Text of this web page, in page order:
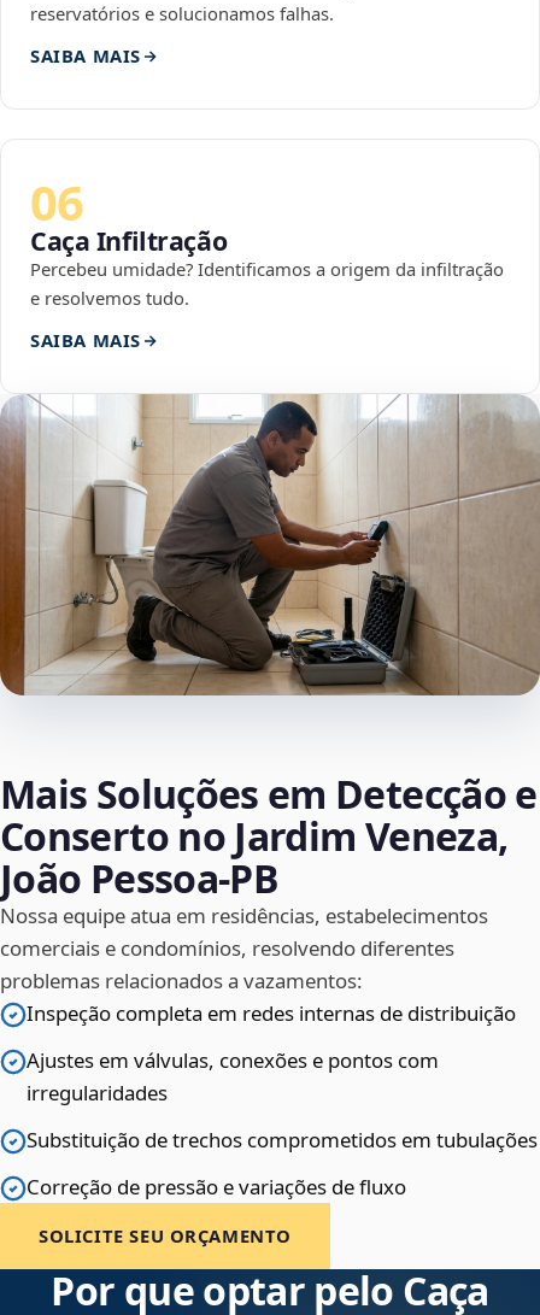
reservatórios e solucionamos falhas.
SAIBA MAIS
06
Caça Infiltração
Percebeu umidade? Identificamos a origem da infiltração
e resolvemos tudo.
SAIBA MAIS
Mais Soluções em Detecção e
Conserto no Jardim Veneza,
João Pessoa‑PB
Nossa equipe atua em residências, estabelecimentos
comerciais e condomínios, resolvendo diferentes
problemas relacionados a vazamentos:
Inspeção completa em redes internas de distribuição
Ajustes em válvulas, conexões e pontos com
irregularidades
Substituição de trechos comprometidos em tubulações
Correção de pressão e variações de fluxo
SOLICITE SEU ORÇAMENTO
Por que optar pelo Caça